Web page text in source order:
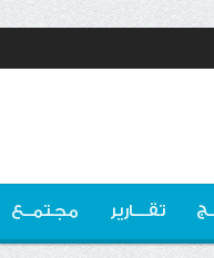
تقـــارير مجتمــع